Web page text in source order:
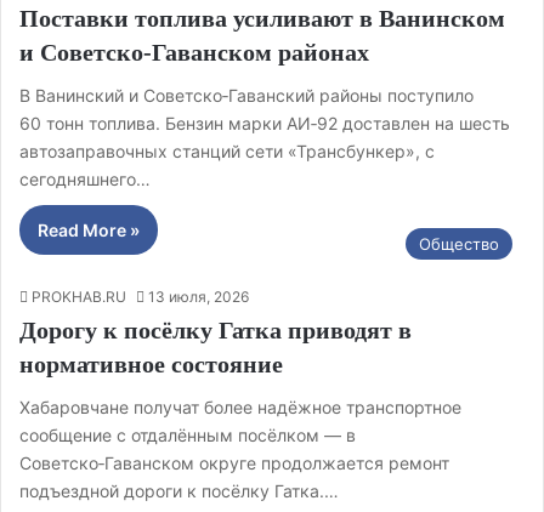
Поставки топлива усиливают в Ванинском
и Советско‑Гаванском районах
В Ванинский и Советско‑Гаванский районы поступило
60 тонн топлива. Бензин марки АИ‑92 доставлен на шесть
автозаправочных станций сети «Трансбункер», с
сегодняшнего…
Read More »
Общество
PROKHAB.RU 13 июля, 2026
Дорогу к посёлку Гатка приводят в
нормативное состояние
Хабаровчане получат более надёжное транспортное
сообщение с отдалённым посёлком — в
Советско‑Гаванском округе продолжается ремонт
подъездной дороги к посёлку Гатка.…